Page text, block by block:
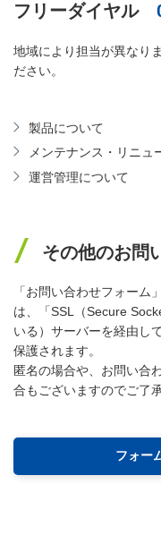
フリーダイヤル
地域により担当が異なり
ださい。
製品について
メンテナンス・リニュ
運営管理について
その他のお問
「お問い合わせフォーム
は、「SSL（Secure
いる）サーバーを経由し
保護されます。
匿名の場合や、お問い合
合もございますのでご了
フォー